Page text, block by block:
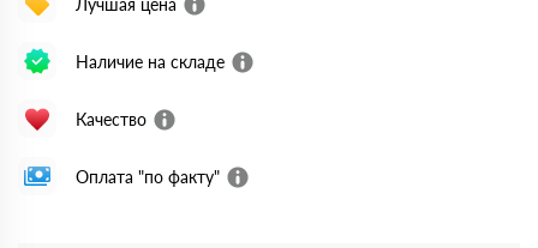
Наличие на складе
Качество
Оплата "по факту"